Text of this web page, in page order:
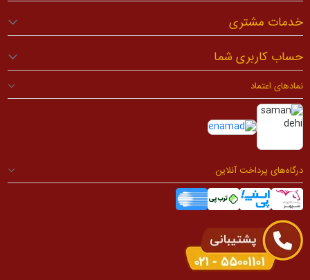
خدمات مشتری
حساب کاربری شما
نمادهای اعتماد
درگاه‌های پرداخت آنلاین